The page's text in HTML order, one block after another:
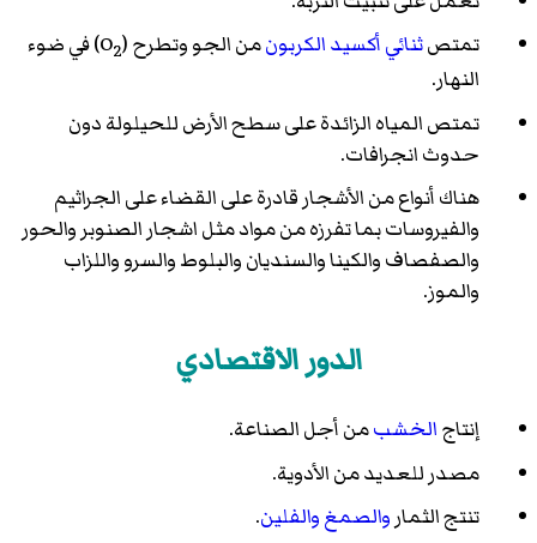
تمتصثنائي أكسيد الكربونمن الجو وتطرح (O2 ) في ضوء
النهار.
تمتص المياه الزائدة على سطح الأرض للحيلولة دون
حدوث انجرافات.
هناك أنواع من الأشجار قادرة على القضاء على الجراثيم
والفيروسات بما تفرزه من مواد مثل اشجار الصنوبر والحور
والصفصاف والكينا والسنديان والبلوط والسرو واللزاب
والموز.
الدور الاقتصادي
إنتاجالخشبمن أجل الصناعة.
مصدر للعديد من الأدوية.
تنتج الثماروالصمغوالفلين.